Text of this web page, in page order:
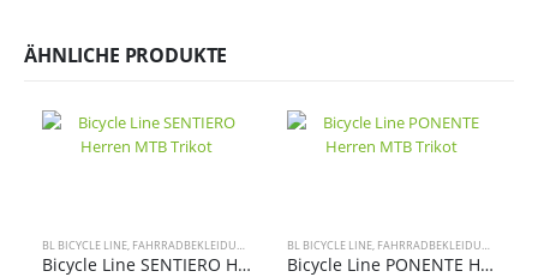
ÄHNLICHE PRODUKTE
BL BICYCLE LINE, FAHRRADBEKLEIDUNG MARKEN ,TRIKOTS
Bicycle Line SENTIERO Herren MTB Trikot
BL BICYCLE LINE, FAHRRADBEKLEIDUNG
Bicycle Line PONENTE Herren MTB Trikot